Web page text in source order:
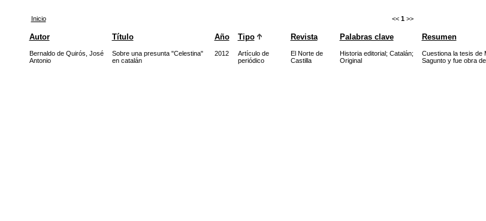
Inicio << 1 >>
Autor Título Año Tipo Revista Palabras clave Resumen
Bernaldo de Quirós, José
Antonio
Sobre una presunta "Celestina"
en catalán
2012
Artículo de
periódico
El Norte de
Castilla
Historia editorial; Catalán;
Original
Cuestiona la tesis de
Sagunto y fue obra